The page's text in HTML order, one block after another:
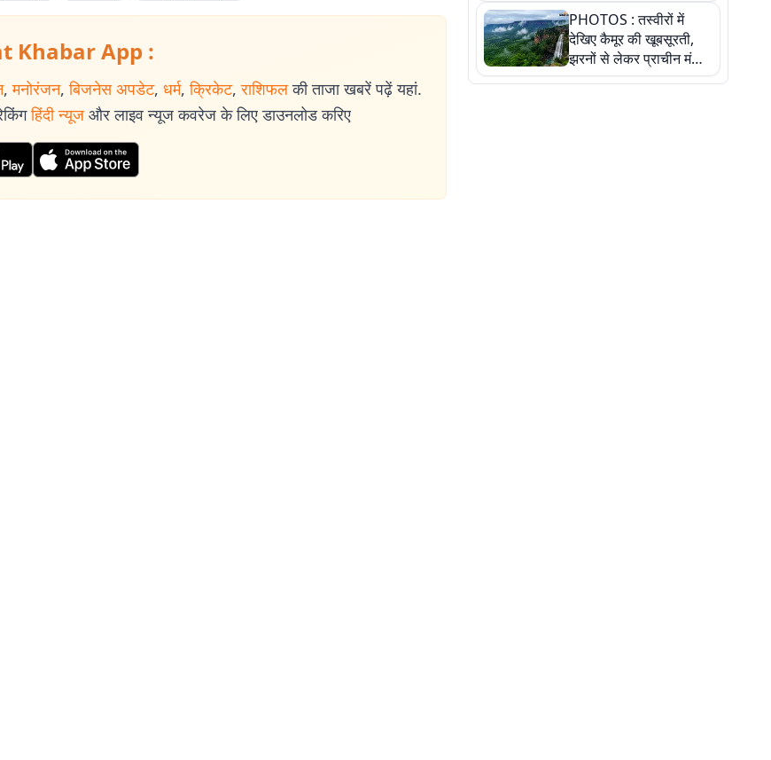
Khabar App :
, मनोरंजन, बिजनेस अपडेट, धर्म, क्रिकेट, राशिफल की ताजा खबरें पढ़ें यहां.
हिंदी न्यूज और लाइव न्यूज कवरेज के लिए डाउनलोड करिए
PHOTOS : तस्वीरों में
देखिए कैमूर की खूबसूरती,
झरनों से लेकर प्राचीन मंदिरों
तक प्रकृति और आस्था का